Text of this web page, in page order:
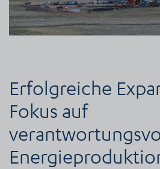
Erfolgreiche
Fokus auf